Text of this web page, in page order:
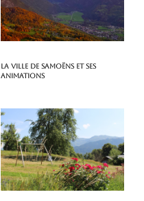
La ville de Samoëns et ses
animations